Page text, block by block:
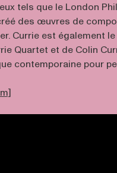
tels que le London
des œuvres de
Currie est également
Quartet et de Colin
contemporaine pour